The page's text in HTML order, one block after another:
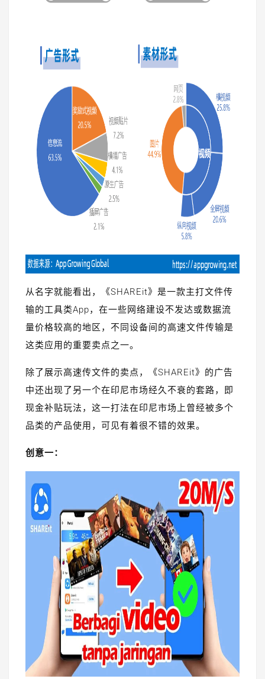
从名字就能看出，《SHAREit》是一款主打文件传
输的工具类App，在一些网络建设不发达或数据流
量价格较高的地区，不同设备间的高速文件传输是
这类应用的重要卖点之一。
除了展示高速传文件的卖点，《SHAREit》的广告
中还出现了另一个在印尼市场经久不衰的套路，即
现金补贴玩法，这一打法在印尼市场上曾经被多个
品类的产品使用，可见有着很不错的效果。
创意一：